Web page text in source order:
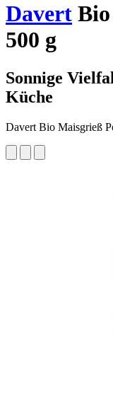
Davert
500 g
Sonnige
Küche
Davert Bio Maisgrieß